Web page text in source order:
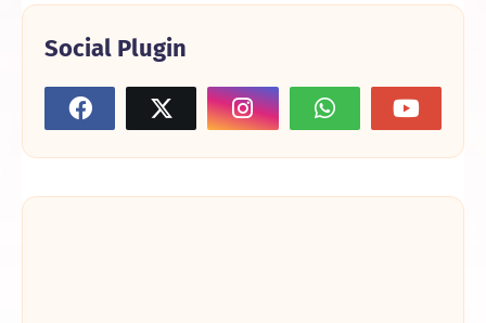
Social Plugin